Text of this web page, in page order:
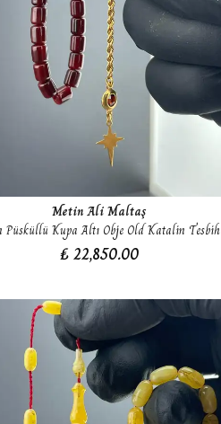
Metin Ali Maltaş
Püsküllü Kupa Altı Obje Old Katalin Tesbih
₺ 22,850.00